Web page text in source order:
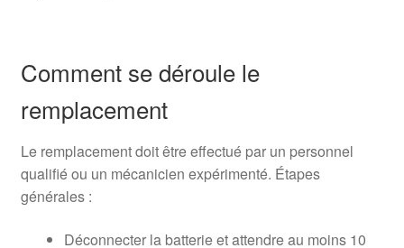
Comment se déroule le
remplacement
Le remplacement doit être effectué par un personnel
qualifié ou un mécanicien expérimenté. Étapes
générales :
Déconnecter la batterie et attendre au moins 10